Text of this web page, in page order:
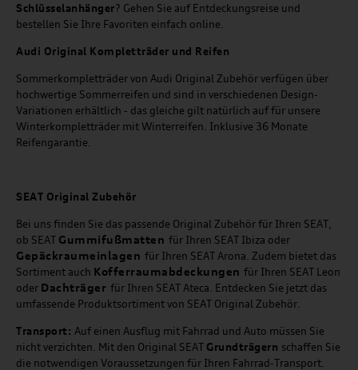
Schlüsselanhänger? Gehen Sie auf Entdeckungsreise und
bestellen Sie Ihre Favoriten einfach online.
Audi Original Kompletträder und Reifen
Sommerkompletträder von Audi Original Zubehör verfügen über
hochwertige Sommerreifen und sind in verschiedenen Design-
Variationen erhältlich - das gleiche gilt natürlich auf für unsere
Winterkompletträder mit Winterreifen. Inklusive 36 Monate
Reifengarantie.
SEAT Original Zubehör
Bei uns finden Sie das passende Original Zubehör für Ihren SEAT,
ob SEAT Gummifußmatten für Ihren SEAT Ibiza oder
Gepäckraumeinlagen für Ihren SEAT Arona. Zudem bietet das
Sortiment auch Kofferraumabdeckungen für Ihren SEAT Leon
oder Dachträger für Ihren SEAT Ateca. Entdecken Sie jetzt das
umfassende Produktsortiment von SEAT Original Zubehör.
Transport: Auf einen Ausflug mit Fahrrad und Auto müssen Sie
nicht verzichten. Mit den Original SEAT Grundträgern schaffen Sie
die notwendigen Voraussetzungen für Ihren Fahrrad-Transport.